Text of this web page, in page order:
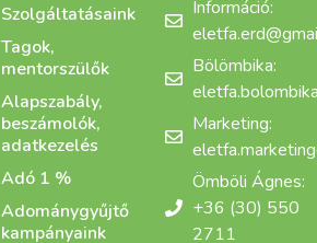
Szolgáltatásaink
Tagok,
mentorszülők
Alapszabály,
beszámolók,
adatkezelés
Adó 1 %
Adománygyűjtő
kampányaink
Információ:
Bölömbika:
Marketing:
Ömböli Ágnes:
+36 (30) 550
2711